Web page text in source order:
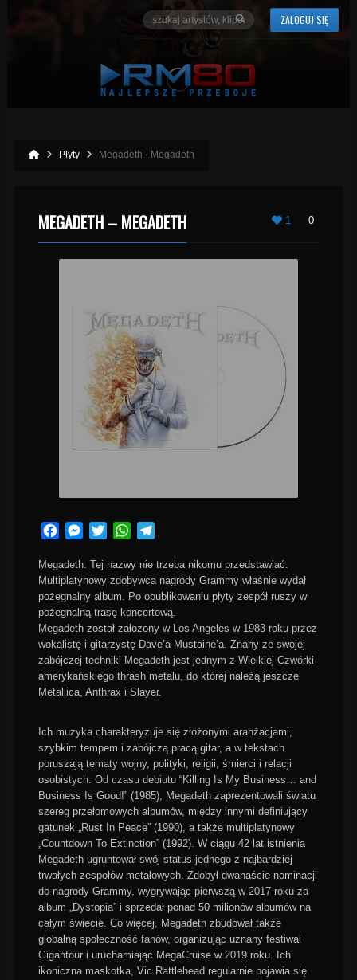
ZALOGUJ SIĘ
Płyty Megadeth - Megadeth
1 0
MEGADETH – MEGADETH
FacebookMessenger
TwitterWhatsApp
Megadeth. Tej nazwy nie trzeba nikomu przedstawiać.
Multiplatynowy zdobywca nagrody Grammy właśnie wydał
pożegnalny album. Po opublikowaniu płyty zespół ruszy w
pożegnalną trasę koncertową.
Megadeth został założony w Los Angeles w 1983 roku przez
wokalistę i gitarzystę Dave’a Mustaine’a. Znany ze swojej
zabójczej techniki Megadeth jest jednym z Wielkiej Czwórki
amerykańskiego thrash metalu, do której należą jeszcze
Metallica, Anthrax i Slayer.
Ich muzyka charakteryzuje się złożonymi aranżacjami,
szybkim tempem i zabójczą pracą gitar, a w tekstach
poruszają tematy wojny, polityki, religii, śmierci i relacji
osobistych. Od czasu debiutu “Killing Is My Business… and
Business Is Good!” (1985), Megadeth zaprezentowali światu
szereg przełomowych albumów, między innymi definiujący
gatunek „Rust In Peace” (1990), a także multiplatynowy
„Countdown To Extinction” (1992). W ciągu 42 lat istnienia
Megadeth ugruntował swój status jednego z najbardziej
trwałych zespołów metalowych. Zdobył dwanaście nominacji
do nagrody Grammy, wygrywając pierwszą w 2017 roku za
album „Dystopia” i sprzedał ponad 50 milionów albumów na
całym świecie. Co więcej, Megadeth zbudował także
globalną społeczność fanów, organizując uznany festiwal
Gigantour i uruchamiając MegaCruise w 2019 roku. Ich
ikoniczna maskotka, Vic Rattlehead regularnie pojawia się